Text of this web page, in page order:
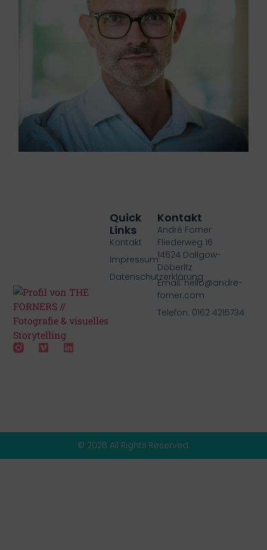
Quick
Links
Kontakt
Impressum
Datenschutzerklärung
Kontakt
André Forner
Fliederweg 16
14624 Dallgow-
Döberitz
Email: hello@andre-
forner.com
Telefon: 0162 4215734
© 2026 All Rights Reserved.